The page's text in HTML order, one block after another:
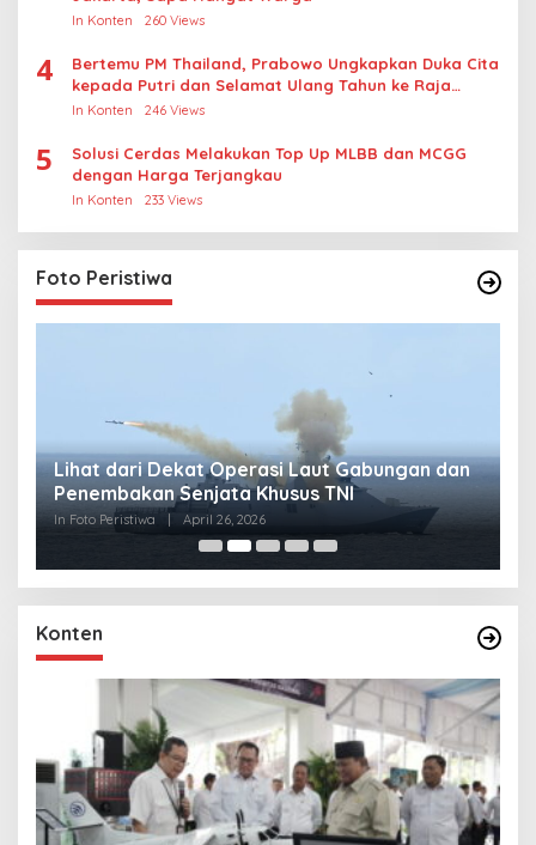
In Konten 260 Views
4
Bertemu PM Thailand, Prabowo Ungkapkan Duka Cita
kepada Putri dan Selamat Ulang Tahun ke Raja
Thailand
In Konten 246 Views
5
Solusi Cerdas Melakukan Top Up MLBB dan MCGG
dengan Harga Terjangkau
In Konten 233 Views
Foto Peristiwa
Lihat dari Dekat Operasi Laut Gabungan dan
Penembakan Senjata Khusus TNI
In Foto Peristiwa April 26, 2026
Konten